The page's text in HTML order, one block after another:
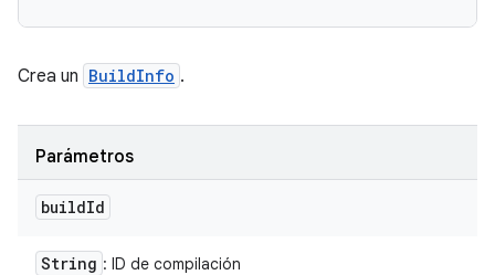
Crea un BuildInfo .
Parámetros
buildId
String : ID de compilación